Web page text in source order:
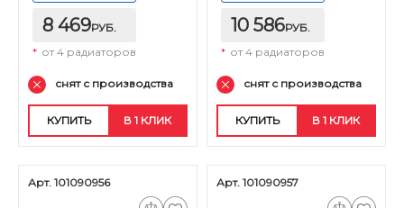
8 469РУБ.
* от 4 радиаторов
снят с производства
КУПИТЬ В 1 КЛИК
10 586РУБ.
* от 4 радиаторов
снят с производства
КУПИТЬ В 1 КЛИК
Арт. 101090956 Арт. 101090957